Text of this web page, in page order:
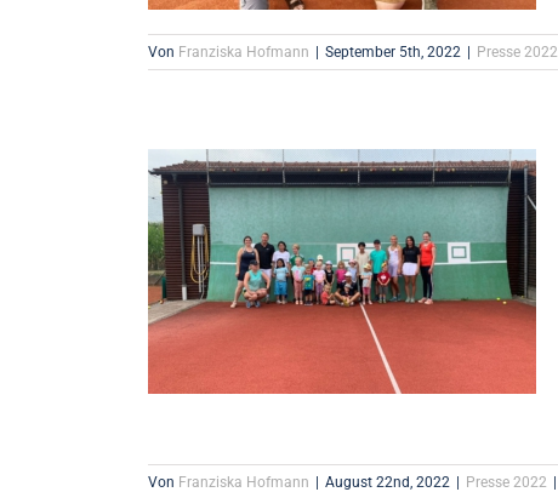
Von Franziska Hofmann September 5th, 2022 Presse 2022
Von Franziska Hofmann August 22nd, 2022 Presse 2022